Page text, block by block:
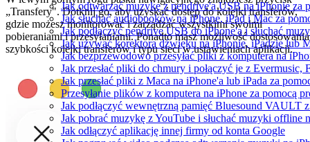
Jak odtwarzać muzykę z pendrive'a USB na iPhonie
Jak słuchać audiobooków na iPhone, iPad i Mac za
Jak podłączyć pendrive USB do iPhone'a i słuchać
Jak używać korektora dźwięku na iPhonie, iPadzie lub
Jak bezprzewodowo przesyłać pliki z komputera na
Jak przesłać pliki do chmury i połączyć je z Evermusic,
Jak przesłać pliki z Maca na iPhone'a lub iPada za
Przesyłanie plików z komputera na iPhone za pomocą
Jak podłączyć wewnętrzną pamięć Bluesound VAULT
Jak pobrać muzykę z YouTube i słuchać muzyki offline
Jak odłączyć aplikację innej firmy od konta Google
„Transfery". Dotknij go, aby uzyskać dostęp do kolejki transferów,
gdzie możesz monitorować i zarządzać wszystkimi swoimi
pobieraniami i przesyłaniami. Ponadto masz możliwość dostosowania
szybkości kolejki transferów i typu sieci w ustawieniach aplikacji.